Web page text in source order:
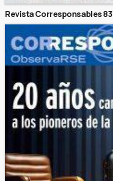
Revista Corresponsables 83